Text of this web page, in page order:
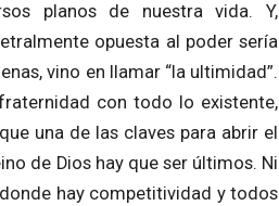
planos de nuestra vida. Y,
opuesta al poder sería
vino en llamar “la ultimidad”.
con todo lo existente,
una de las claves para abrir el
de Dios hay que ser últimos. Ni
hay competitividad y todos